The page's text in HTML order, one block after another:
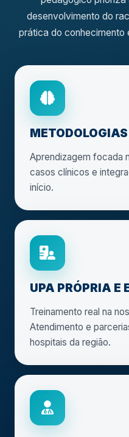
desenvolvimento do
prática do conhecimento
Aprendizagem focada
casos clínicos e
início.
UPA PRÓPRIA E
Treinamento real na
Atendimento e
hospitais da região.